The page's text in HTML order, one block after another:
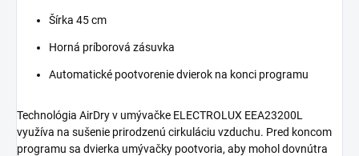
Šírka 45 cm
Horná príborová zásuvka
Automatické pootvorenie dvierok na konci programu
Technológia AirDry v umývačke ELECTROLUX EEA23200L
využíva na sušenie prirodzenú cirkuláciu vzduchu. Pred koncom
programu sa dvierka umývačky pootvoria, aby mohol dovnútra